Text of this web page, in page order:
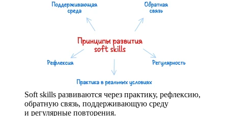
Soft skills развиваются через практику, рефлексию,
обратную связь, поддерживающую среду
и регулярные повторения.